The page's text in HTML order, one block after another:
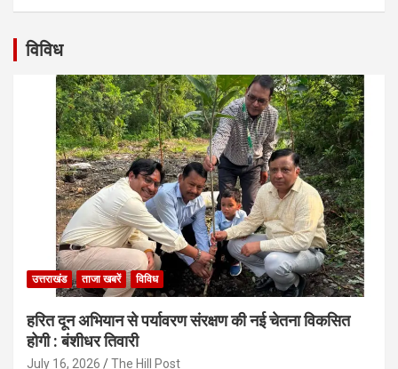
विविध
उत्तराखंड ताजा खबरें विविध
हरित दून अभियान से पर्यावरण संरक्षण की नई चेतना विकसित
होगी : बंशीधर तिवारी
July 16, 2026 The Hill Post